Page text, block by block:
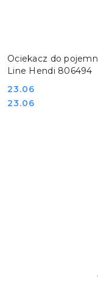
Ociekacz do
Line Hendi 806494
Cena:
23.06
Cena:
23.06